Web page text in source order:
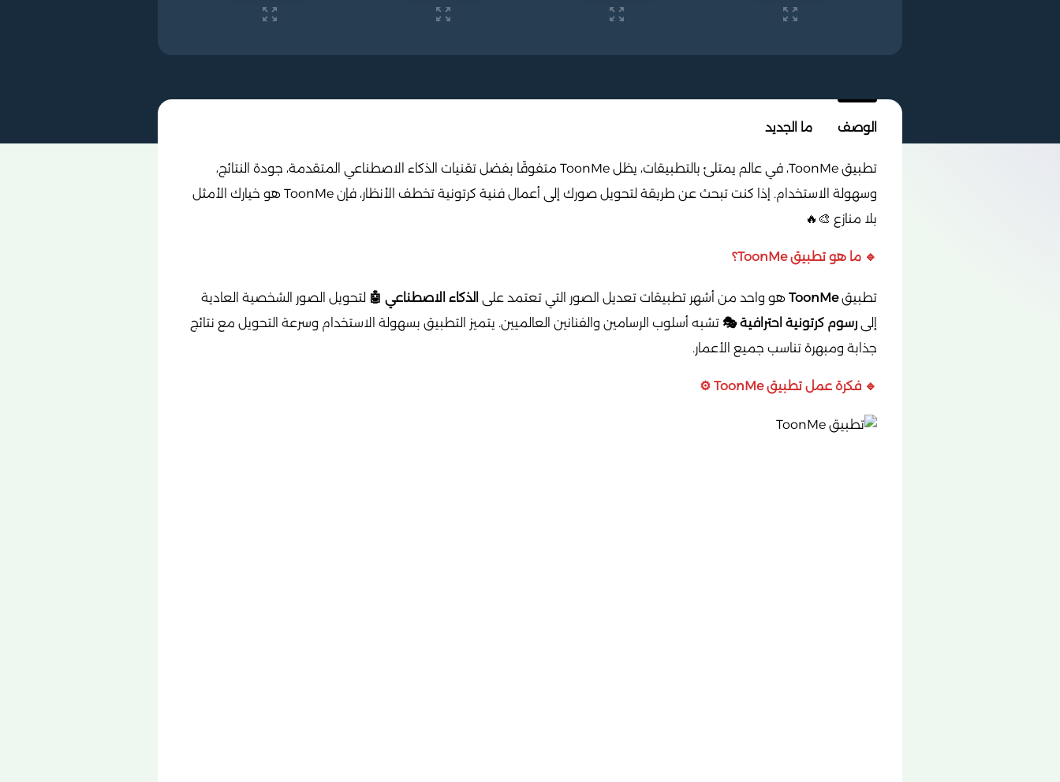
الوصف ما الجديد
تطبيق ToonMe، في عالم يمتلئ بالتطبيقات، يظل ToonMe متفوقًا بفضل تقنيات الذكاء الاصطناعي المتقدمة، جودة النتائج،
وسهولة الاستخدام. إذا كنت تبحث عن طريقة لتحويل صورك إلى أعمال فنية كرتونية تخطف الأنظار، فإن ToonMe هو خيارك الأمثل
بلا منازع 🎨🔥
🔹 ما هو تطبيق ToonMe؟
تطبيقToonMe هو واحد من أشهر تطبيقات تعديل الصور التي تعتمد على الذكاء الاصطناعي 🤖 لتحويل الصور الشخصية العادية
إلى رسوم كرتونية احترافية 🎭 تشبه أسلوب الرسامين والفنانين العالميين. يتميز التطبيق بسهولة الاستخدام وسرعة التحويل مع نتائج
جذابة ومبهرة تناسب جميع الأعمار.
🔹 فكرة عمل تطبيق ToonMe ⚙️